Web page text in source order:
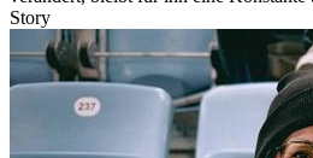
Story